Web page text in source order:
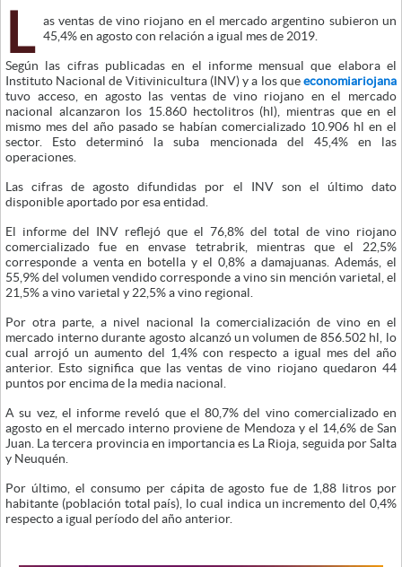
L
as ventas de vino riojano en el mercado argentino subieron un
45,4% en agosto con relación a igual mes de 2019.
Según las cifras publicadas en el informe mensual que elabora el
Instituto Nacional de Vitivinicultura (INV) y a los queeconomiariojana
tuvo acceso, en agosto las ventas de vino riojano en el mercado
nacional alcanzaron los 15.860 hectolitros (hl), mientras que en el
mismo mes del año pasado se habían comercializado 10.906 hl en el
sector. Esto determinó la suba mencionada del 45,4% en las
operaciones.
Las cifras de agosto difundidas por el INV son el último dato
disponible aportado por esa entidad.
El informe del INV reflejó que el 76,8% del total de vino riojano
comercializado fue en envase tetrabrik, mientras que el 22,5%
corresponde a venta en botella y el 0,8% a damajuanas. Además, el
55,9% del volumen vendido corresponde a vino sin mención varietal, el
21,5% a vino varietal y 22,5% a vino regional.
Por otra parte, a nivel nacional la comercialización de vino en el
mercado interno durante agosto alcanzó un volumen de 856.502 hl, lo
cual arrojó un aumento del 1,4% con respecto a igual mes del año
anterior. Esto significa que las ventas de vino riojano quedaron 44
puntos por encima de la media nacional.
A su vez, el informe reveló que el 80,7% del vino comercializado en
agosto en el mercado interno proviene de Mendoza y el 14,6% de San
Juan. La tercera provincia en importancia es La Rioja, seguida por Salta
y Neuquén.
Por último, el consumo per cápita de agosto fue de 1,88 litros por
habitante (población total país), lo cual indica un incremento del 0,4%
respecto a igual período del año anterior.